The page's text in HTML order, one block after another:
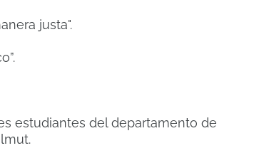
justa".
estudiantes del departamento de